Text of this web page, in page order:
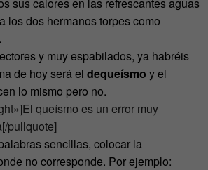
sus calores en las refrescantes aguas
los dos hermanos torpes como
y muy espabilados, ya habréis
de hoy será el dequeísmo y el
lo mismo pero no.
queísmo es un error muy
pullquote]
sencillas, colocar la
no corresponde. Por ejemplo: